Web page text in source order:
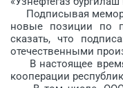
Подписывая
новые позиции по
сказать, что
отечественными
В настоящее время
кооперации